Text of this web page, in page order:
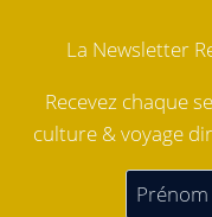
La Newsletter
Recevez chaque
culture & voyage